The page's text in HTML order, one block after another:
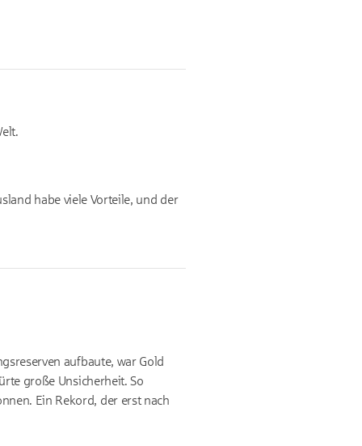
habe viele Vorteile, und der
aufbaute, war Gold
große Unsicherheit. So
Ein Rekord, der erst nach